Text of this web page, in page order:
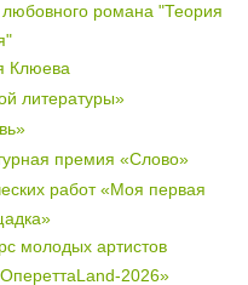
любовного романа "Теория
Клюева
литературы»
премия «Слово»
работ «Моя первая
молодых артистов
2026»